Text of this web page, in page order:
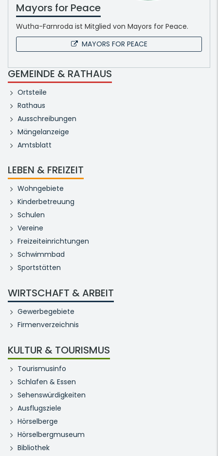
Mayors for Peace
Wutha-Farnroda ist Mitglied von Mayors for Peace.
MAYORS FOR PEACE
GEMEINDE & RATHAUS
Ortsteile
Rathaus
Ausschreibungen
Mängelanzeige
Amtsblatt
LEBEN & FREIZEIT
Wohngebiete
Kinderbetreuung
Schulen
Vereine
Freizeiteinrichtungen
Schwimmbad
Sportstätten
WIRTSCHAFT & ARBEIT
Gewerbegebiete
Firmenverzeichnis
KULTUR & TOURISMUS
Tourismusinfo
Schlafen & Essen
Sehenswürdigkeiten
Ausflugsziele
Hörselberge
Hörselbergmuseum
Bibliothek